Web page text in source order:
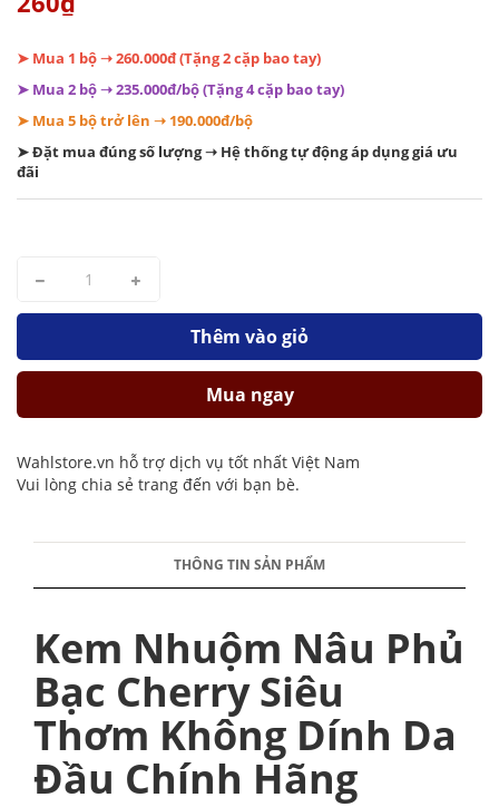
➤ Mua 1 bộ ➝ 260.000đ (Tặng 2 cặp bao tay)
➤ Mua 2 bộ ➝ 235.000đ/bộ (Tặng 4 cặp bao tay)
➤ Mua 5 bộ trở lên ➝ 190.000đ/bộ
➤ Đặt mua đúng số lượng ➝ Hệ thống tự động áp dụng giá ưu
đãi
Thêm vào giỏ
Mua ngay
Wahlstore.vn hỗ trợ dịch vụ tốt nhất Việt Nam
Vui lòng chia sẻ trang đến với bạn bè.
THÔNG TIN SẢN PHẨM
Kem Nhuộm Nâu Phủ
Bạc Cherry Siêu
Thơm Không Dính Da
Đầu Chính Hãng